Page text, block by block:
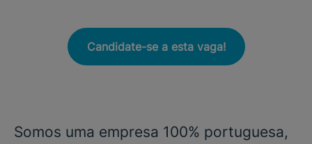
Candidate-se a esta vaga!
Somos uma empresa 100% portuguesa,